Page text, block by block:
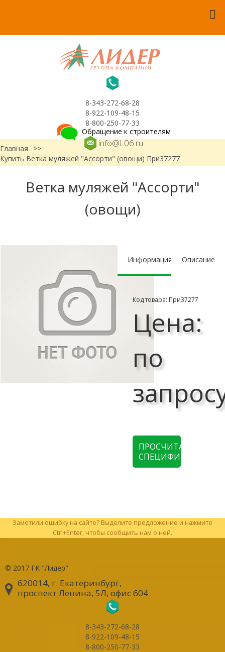
8-343-272-68-28
8-922-109-48-15
8-800-250-77-33
info@L06.ru
Обращение к строителям
Главная
>>
Купить Ветка муляжей "Ассорти" (овощи) При37277
Ветка муляжей "Ассорти"
(овощи)
Информация Описание
Код товара: При37277
Цена:
по
ПРОСЧИТАТЬ
СПЕЦИФИКАЦИЮ
Заметили ошибку на сайте? Выделите предложение и нажмите
Ctrl+Enter, чтобы сообщить нам о ней.
© 2017 ГК "Лидер"
620014, г. Екатеринбург,
проспект Ленина, 5Л, офис 604
8-343-272-68-28
8-922-109-48-15
8-800-250-77-33